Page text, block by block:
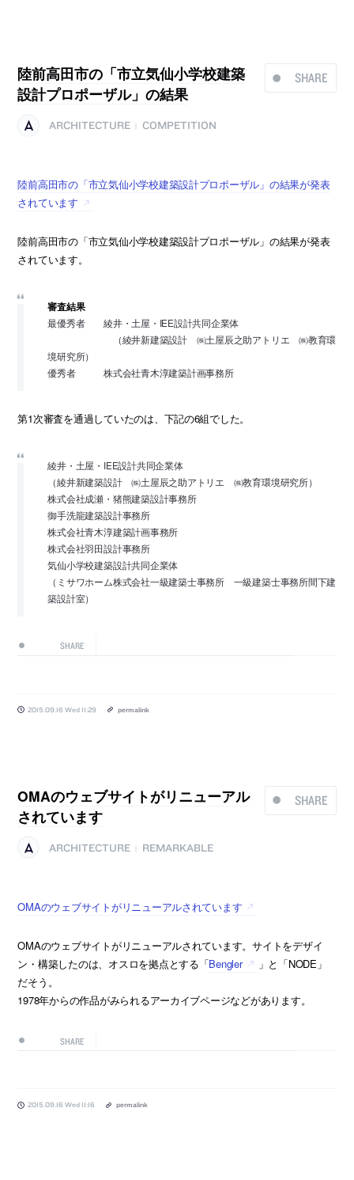
SHARE
陸前高田市の「市立気仙小学校建築
設計プロポーザル」の結果
ARCHITECTURE COMPETITION
陸前高田市の「市立気仙小学校建築設計プロポーザル」の結果が発表
されています
陸前高田市の「市立気仙小学校建築設計プロポーザル」の結果が発表
されています。
審査結果
最優秀者 綾井・土屋・IEE設計共同企業体
（綾井新建築設計 ㈱土屋辰之助アトリエ ㈱教育環
境研究所）
優秀者 株式会社青木淳建築計画事務所
第1次審査を通過していたのは、下記の6組でした。
綾井・土屋・IEE設計共同企業体
（綾井新建築設計 ㈱土屋辰之助アトリエ ㈱教育環境研究所）
株式会社成瀬・猪熊建築設計事務所
御手洗龍建築設計事務所
株式会社青木淳建築計画事務所
株式会社羽田設計事務所
気仙小学校建築設計共同企業体
（ミサワホーム株式会社一級建築士事務所 一級建築士事務所間下建
築設計室）
SHARE
2015.09.16 Wed 11:29 permalink
SHARE
OMAのウェブサイトがリニューアル
されています
ARCHITECTURE REMARKABLE
OMAのウェブサイトがリニューアルされています
OMAのウェブサイトがリニューアルされています。サイトをデザイ
ン・構築したのは、オスロを拠点とする「Bengler
」と「NODE」
だそう。
1978年からの作品がみられるアーカイブページなどがあります。
SHARE
2015.09.16 Wed 11:16 permalink